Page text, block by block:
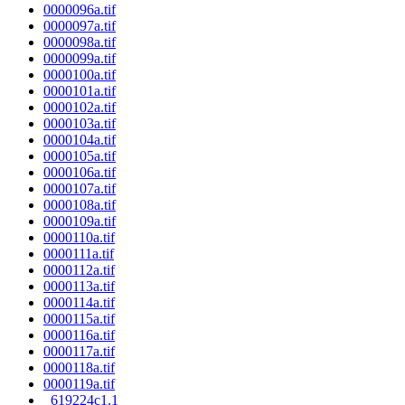
0000096a.tif
0000097a.tif
0000098a.tif
0000099a.tif
0000100a.tif
0000101a.tif
0000102a.tif
0000103a.tif
0000104a.tif
0000105a.tif
0000106a.tif
0000107a.tif
0000108a.tif
0000109a.tif
0000110a.tif
0000111a.tif
0000112a.tif
0000113a.tif
0000114a.tif
0000115a.tif
0000116a.tif
0000117a.tif
0000118a.tif
0000119a.tif
_619224c1.1